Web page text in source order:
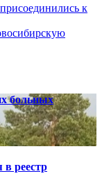
к
больных
реестр